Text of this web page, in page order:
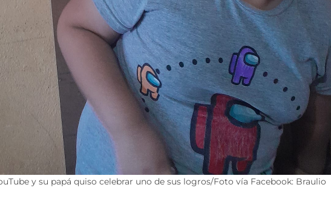
y su papá quiso celebrar uno de sus logros/Foto vía Facebook: Braulio